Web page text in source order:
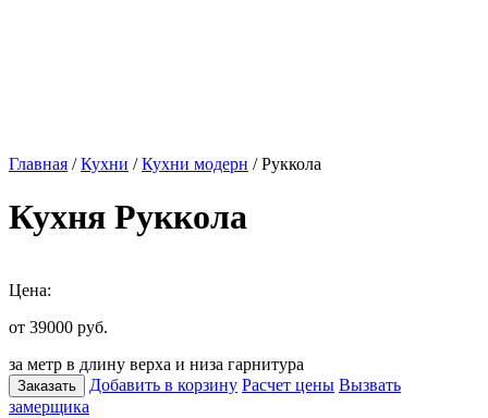
Главная /Кухни /Кухни модерн / Руккола
Кухня Руккола
Цена:
от 39000 руб.
за метр в длину верха и низа гарнитура
Заказать Добавить в корзину Расчет цены Вызвать
замерщика